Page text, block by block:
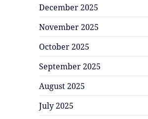
December 2025
November 2025
October 2025
September 2025
August 2025
July 2025